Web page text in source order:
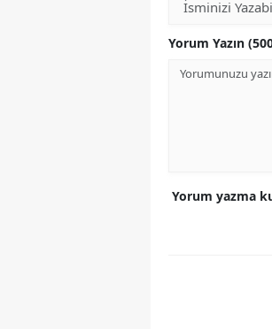
Yorum Yazın
Yorum yazma